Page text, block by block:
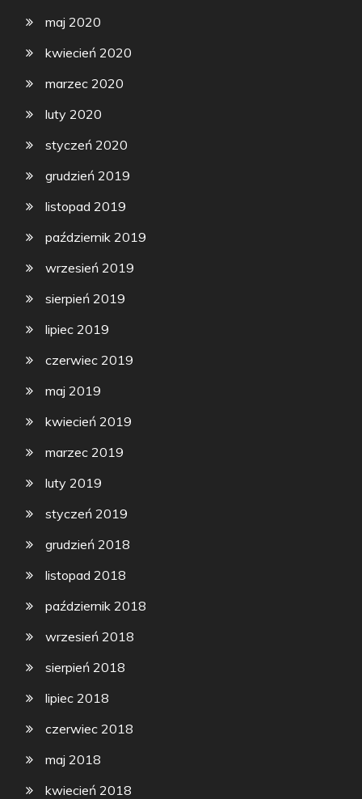
maj 2020
kwiecień 2020
marzec 2020
luty 2020
styczeń 2020
grudzień 2019
listopad 2019
październik 2019
wrzesień 2019
sierpień 2019
lipiec 2019
czerwiec 2019
maj 2019
kwiecień 2019
marzec 2019
luty 2019
styczeń 2019
grudzień 2018
listopad 2018
październik 2018
wrzesień 2018
sierpień 2018
lipiec 2018
czerwiec 2018
maj 2018
kwiecień 2018